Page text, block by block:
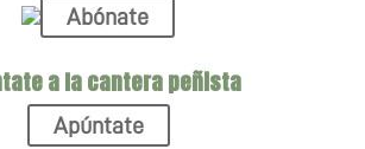
Abónate
a la cantera peñista
Apúntate